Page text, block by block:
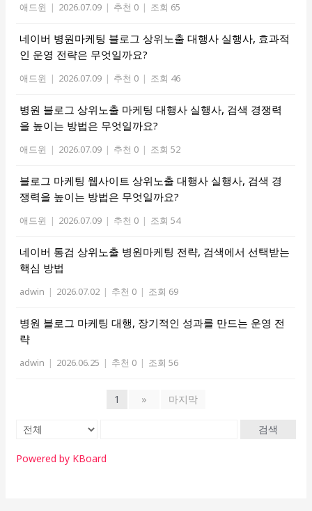
애드윈 | 2026.07.09 | 추천 0 | 조회 65
네이버 병원마케팅 블로그 상위노출 대행사 실행사, 효과적
인 운영 전략은 무엇일까요?
애드윈 | 2026.07.09 | 추천 0 | 조회 46
병원 블로그 상위노출 마케팅 대행사 실행사, 검색 경쟁력
을 높이는 방법은 무엇일까요?
애드윈 | 2026.07.09 | 추천 0 | 조회 52
블로그 마케팅 웹사이트 상위노출 대행사 실행사, 검색 경
쟁력을 높이는 방법은 무엇일까요?
애드윈 | 2026.07.09 | 추천 0 | 조회 54
네이버 통검 상위노출 병원마케팅 전략, 검색에서 선택받는
핵심 방법
adwin | 2026.07.02 | 추천 0 | 조회 69
병원 블로그 마케팅 대행, 장기적인 성과를 만드는 운영 전
략
adwin | 2026.06.25 | 추천 0 | 조회 56
1 » 마지막
검색
Powered by KBoard